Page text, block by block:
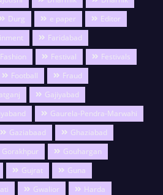
Durg e paper
Editor
Faridabad
Fashion Festival
Festivals
Football
Fraud
Gajiyabad
Gaurela-Pendra-Marwahi
Gaziabaad
Ghaziabad
Gorakhpur
Gouhargan
Gujrat
Guna
Gwalior
Harda